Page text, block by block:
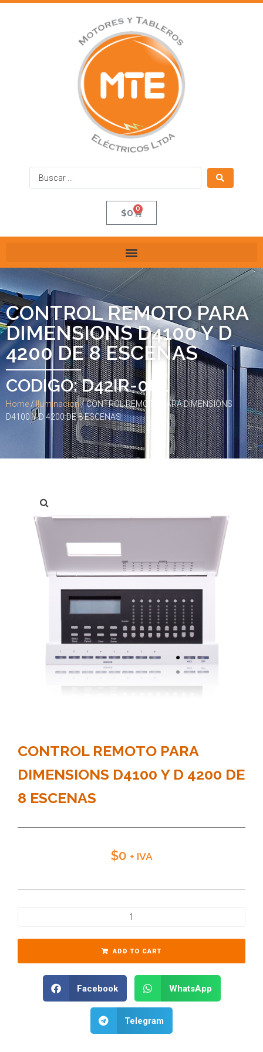
$0 0
CONTROL REMOTO PARA
DIMENSIONS D4100 Y D
4200 DE 8 ESCENAS
CODIGO: D42IR-08L
Home /Iluminacion/ CONTROL REMOTO PARA DIMENSIONS
D4100 Y D 4200 DE 8 ESCENAS
CONTROL REMOTO PARA
DIMENSIONS D4100 Y D 4200 DE
8 ESCENAS
$0 + IVA
ADD TO CART
Facebook WhatsApp
Telegram